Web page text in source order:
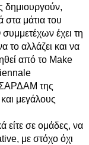
δημιουργούν,
στα μάτια του
έχει τη
το αλλάζει και να
από το Make
ΣΑΡΔΑΜ της
μεγάλους
είτε σε ομάδες, να
με στόχο όχι